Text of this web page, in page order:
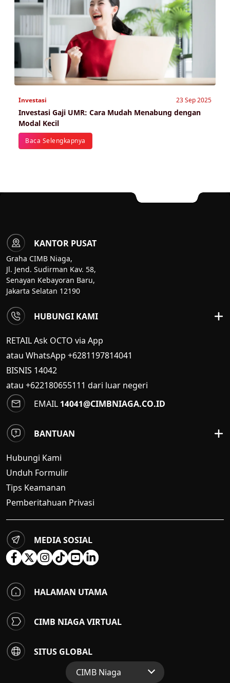
Investasi 23 Sep 2025
Investasi Gaji UMR: Cara Mudah Menabung dengan
Modal Kecil
Baca Selengkapnya
KANTOR PUSAT
Graha CIMB Niaga,
Jl. Jend. Sudirman Kav. 58,
Senayan Kebayoran Baru,
Jakarta Selatan 12190
HUBUNGI KAMI
RETAIL Ask OCTO via App
atau WhatsApp +6281197814041
BISNIS 14042
atau +622180655111 dari luar negeri
EMAIL 14041@CIMBNIAGA.CO.ID
BANTUAN
Hubungi Kami
Unduh Formulir
Tips Keamanan
Pemberitahuan Privasi
MEDIA SOSIAL
HALAMAN UTAMA
CIMB NIAGA VIRTUAL
SITUS GLOBAL
CIMB Niaga